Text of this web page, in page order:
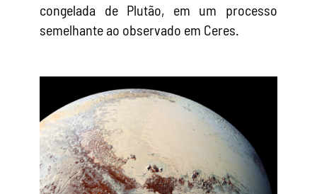
congelada de Plutão, em um processo
semelhante ao observado em Ceres.